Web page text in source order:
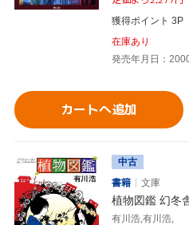
獲得ポイント 3P
在庫あり
発売年月日：
カートへ追加
中古
書籍
文庫
植物図鑑 幻冬
有川浩,有川浩,